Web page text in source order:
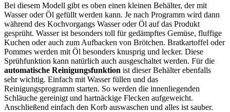
Bei diesem Modell gibt es oben einen kleinen Behälter, der mit
Wasser oder Öl gefüllt werden kann. Je nach Programm wird dann
während des Kochvorgangs Wasser oder Öl auf das Produkt
gesprüht. Wasser ist besonders toll für gedämpftes Gemüse, fluffige
Kuchen oder auch zum Aufbacken von Brötchen. Bratkartoffel oder
Pommes werden mit Öl besonders knusprig und lecker. Diese
Sprühfunktion kann natürlich auch ausgeschaltet werden. Für die
automatische Reinigungsfunktion ist dieser Behälter ebenfalls
sehr wichtig. Einfach mit Wasser füllen und das
Reinigungsprogramm starten. So werden die innenliegenden
Schläuche gereinigt und hartnäckige Flecken aufgeweicht.
Anschließend einfach den Korb auswaschen und alles ist sauber.